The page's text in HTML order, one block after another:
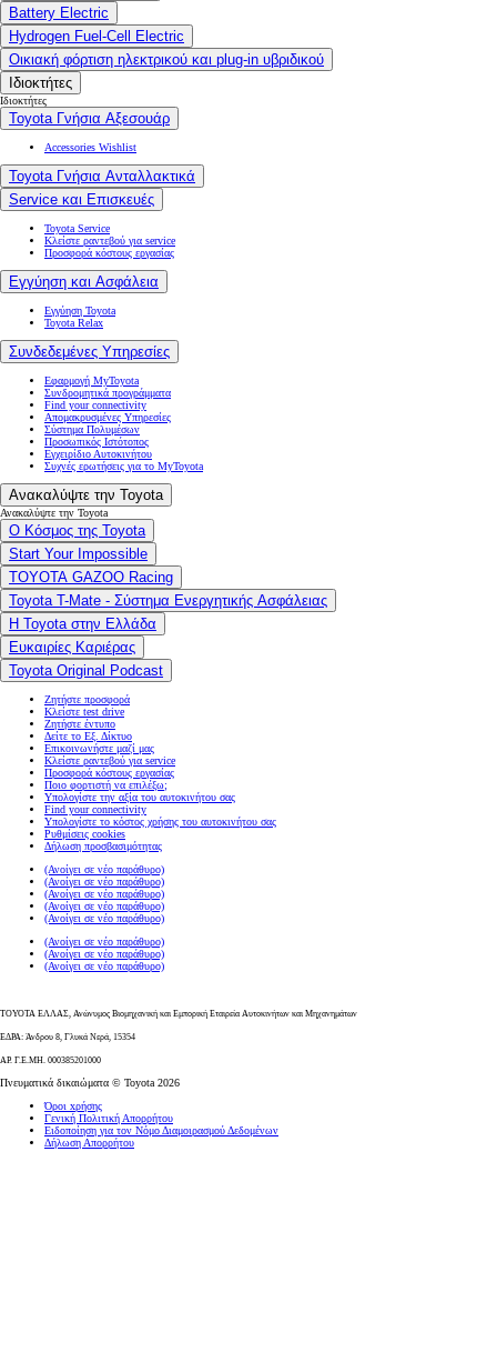
Battery Electric
Hydrogen Fuel-Cell Electric
Οικιακή φόρτιση ηλεκτρικού και plug-in υβριδικού
Ιδιοκτήτες
Ιδιοκτήτες
Toyota Γνήσια Αξεσουάρ
Accessories Wishlist
Toyota Γνήσια Ανταλλακτικά
Service και Επισκευές
Toyota Service
Κλείστε ραντεβού για service
Προσφορά κόστους εργασίας
Εγγύηση και Ασφάλεια
Εγγύηση Toyota
Toyota Relax
Συνδεδεμένες Υπηρεσίες
Εφαρμογή MyToyota
Συνδρομητικά προγράμματα
Find your connectivity
Απομακρυσμένες Υπηρεσίες
Σύστημα Πολυμέσων
Προσωπικός Ιστότοπος
Εγχειρίδιο Αυτοκινήτου
Συχνές ερωτήσεις για το MyToyota
Ανακαλύψτε την Toyota
Ανακαλύψτε την Toyota
Ο Κόσμος της Toyota
Start Your Impossible
TOYOTA GAZOO Racing
Toyota T-Mate - Σύστημα Ενεργητικής Ασφάλειας
Η Toyota στην Ελλάδα
Ευκαιρίες Καριέρας
Toyota Original Podcast
Ζητήστε προσφορά
Κλείστε test drive
Ζητήστε έντυπο
Δείτε το Εξ. Δίκτυο
Επικοινωνήστε μαζί μας
Κλείστε ραντεβού για service
Προσφορά κόστους εργασίας
Ποιο φορτιστή να επιλέξω;
Υπολογίστε την αξία του αυτοκινήτου σας
Find your connectivity
Υπολογίστε το κόστος χρήσης του αυτοκινήτου σας
Ρυθμίσεις cookies
Δήλωση προσβασιμότητας
(Ανοίγει σε νέο παράθυρο)
(Ανοίγει σε νέο παράθυρο)
(Ανοίγει σε νέο παράθυρο)
(Ανοίγει σε νέο παράθυρο)
(Ανοίγει σε νέο παράθυρο)
(Ανοίγει σε νέο παράθυρο)
(Ανοίγει σε νέο παράθυρο)
(Ανοίγει σε νέο παράθυρο)
ΤΟΥΟΤΑ ΕΛΛΑΣ, Ανώνυμος Βιομηχανική και Εμπορική Εταιρεία Αυτοκινήτων και Μηχανημάτων
ΕΔΡΑ: Άνδρου 8, Γλυκά Νερά, 15354
ΑΡ. Γ.Ε.ΜΗ. 000385201000
Πνευματικά δικαιώματα © Toyota 2026
Όροι xρήσης
Γενική Πολιτική Απορρήτου
Ειδοποίηση για τον Νόμο Διαμοιρασμού Δεδομένων
Δήλωση Απορρήτου